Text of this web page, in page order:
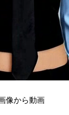
像から動画